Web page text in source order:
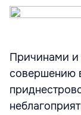
Причинами
совершению